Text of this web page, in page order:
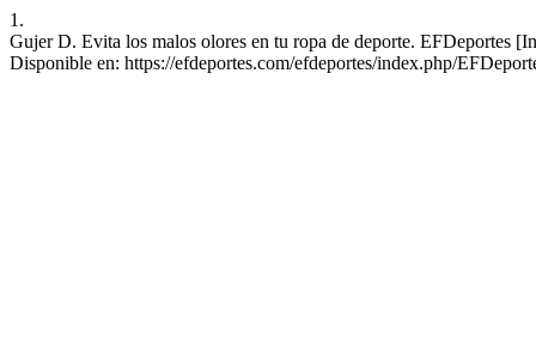
1.
Gujer D. Evita los malos olores en tu ropa de deporte. EFDeportes
Disponible en: https://efdeportes.com/efdeportes/index.php/